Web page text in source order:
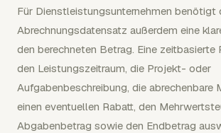
Für Dienstleistungsunternehmen benötigt
Abrechnungsdatensatz außerdem eine
den berechneten Betrag. Eine zeitbasierte
den Leistungszeitraum, die Projekt- oder
Aufgabenbeschreibung, die abrechenbare
einen eventuellen Rabatt, den
Abgabenbetrag sowie den Endbetrag